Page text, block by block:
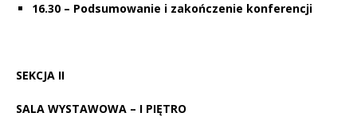
16.30 – Podsumowanie i zakończenie konferencji
SEKCJA II
SALA WYSTAWOWA – I PIĘTRO